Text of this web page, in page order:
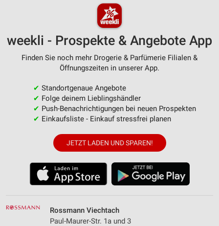
weekli - Prospekte & Angebote App
Finden Sie noch mehr Drogerie & Parfümerie Filialen &
Öffnungszeiten in unserer App.
✔ Standortgenaue Angebote
✔ Folge deinem Lieblingshändler
✔ Push-Benachrichtigungen bei neuen Prospekten
✔ Einkaufsliste - Einkauf stressfrei planen
JETZT LADEN UND SPAREN!
Rossmann Viechtach
Paul-Maurer-Str. 1a und 3